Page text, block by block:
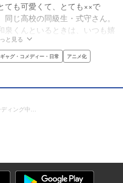
ても可愛くて、とても××で
じ高校の同級生・式守さん。
泉くんといるときは、いつも嬉
彼女は、不幸体質で大人しい和
、あら不思議。 ××な彼女に
「いいね」を獲得した、超
ブコメ!!
と見る
ギャグ・コメディー・日常
アニメ化
ィング中…